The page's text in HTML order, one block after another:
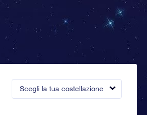
Scegli la tua costellazione